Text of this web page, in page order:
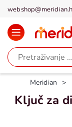
Meridian
Ključ za